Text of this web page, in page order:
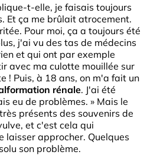
t-elle, je faisais toujours
Et ça me brûlait atrocement.
Pour moi, ça a toujours été
j'ai vu des tas de médecins
et qui ont par exemple
avec ma culotte mouillée sur
! Puis, à 18 ans, on m'a fait un
rénale. J'ai été
eu de problèmes. » Mais le
présents des souvenirs de
et c'est cela qui
laisser approcher. Quelques
son problème.